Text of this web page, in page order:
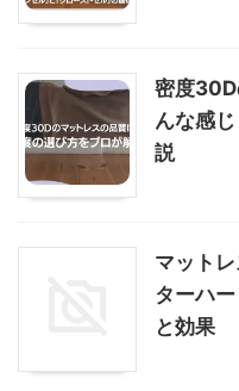
密度30D
んな感
説
マット
ターハ
と効果